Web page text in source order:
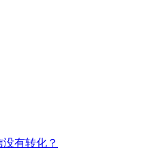
有转化？